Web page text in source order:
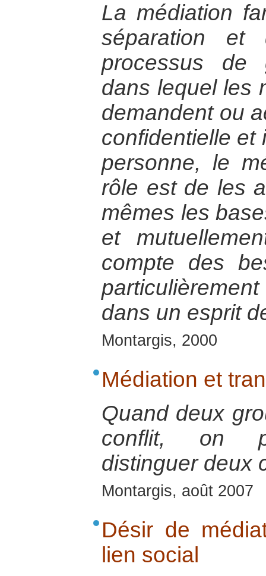
La médiation
séparation
processus de
dans lequel les
demandent ou
confidentielle et
personne, le
rôle est de les
mêmes les
et
compte des
dans un esprit
Montargis, 2000
Médiation et
Quand deux
conflit, on
distinguer deux
Montargis, août 2007
Désir de
lien social